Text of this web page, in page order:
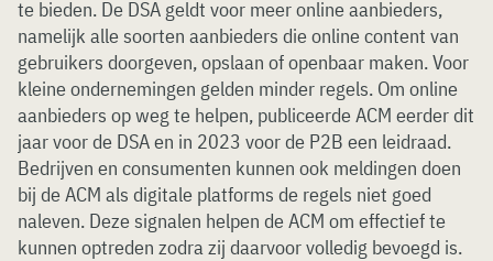
te bieden. De DSA geldt voor meer online aanbieders,
namelijk alle soorten aanbieders die online content van
gebruikers doorgeven, opslaan of openbaar maken. Voor
kleine ondernemingen gelden minder regels. Om online
aanbieders op weg te helpen, publiceerde ACM eerder dit
jaar voor de DSA en in 2023 voor de P2B een leidraad.
Bedrijven en consumenten kunnen ook meldingen doen
bij de ACM als digitale platforms de regels niet goed
naleven. Deze signalen helpen de ACM om effectief te
kunnen optreden zodra zij daarvoor volledig bevoegd is.